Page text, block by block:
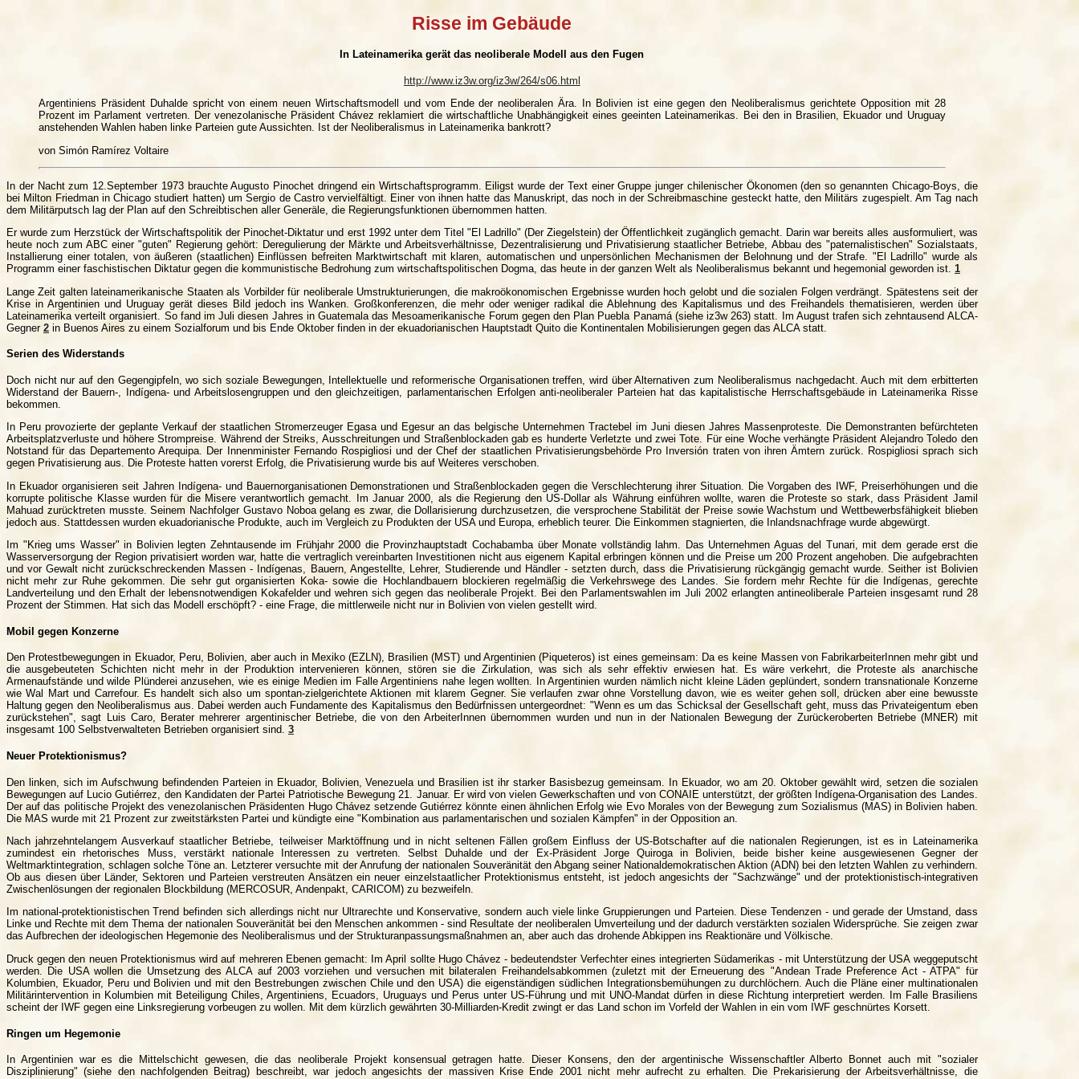
Risse im Gebäude
In Lateinamerika gerät das neoliberale Modell aus den Fugen
http://www.iz3w.org/iz3w/264/s06.html
Argentiniens Präsident Duhalde spricht von einem neuen Wirtschaftsmodell und vom Ende der neoliberalen Ära. In Bolivien ist eine gegen den Neoliberalismus gerichtete Opposition mit 28
Prozent im Parlament vertreten. Der venezolanische Präsident Chávez reklamiert die wirtschaftliche Unabhängigkeit eines geeinten Lateinamerikas. Bei den in Brasilien, Ekuador und Uruguay
anstehenden Wahlen haben linke Parteien gute Aussichten. Ist der Neoliberalismus in Lateinamerika bankrott?
von Simón Ramírez Voltaire
In der Nacht zum 12.September 1973 brauchte Augusto Pinochet dringend ein Wirtschaftsprogramm. Eiligst wurde der Text einer Gruppe junger chilenischer Ökonomen (den so genannten Chicago-Boys, die
bei Milton Friedman in Chicago studiert hatten) um Sergio de Castro vervielfältigt. Einer von ihnen hatte das Manuskript, das noch in der Schreibmaschine gesteckt hatte, den Militärs zugespielt. Am Tag nach
dem Militärputsch lag der Plan auf den Schreibtischen aller Generäle, die Regierungsfunktionen übernommen hatten.
Er wurde zum Herzstück der Wirtschaftspolitik der Pinochet-Diktatur und erst 1992 unter dem Titel "El Ladrillo" (Der Ziegelstein) der Öffentlichkeit zugänglich gemacht. Darin war bereits alles ausformuliert, was
heute noch zum ABC einer "guten" Regierung gehört: Deregulierung der Märkte und Arbeitsverhältnisse, Dezentralisierung und Privatisierung staatlicher Betriebe, Abbau des "paternalistischen" Sozialstaats,
Installierung einer totalen, von äußeren (staatlichen) Einflüssen befreiten Marktwirtschaft mit klaren, automatischen und unpersönlichen Mechanismen der Belohnung und der Strafe. "El Ladrillo" wurde als
Programm einer faschistischen Diktatur gegen die kommunistische Bedrohung zum wirtschaftspolitischen Dogma, das heute in der ganzen Welt als Neoliberalismus bekannt und hegemonial geworden ist. 1
Lange Zeit galten lateinamerikanische Staaten als Vorbilder für neoliberale Umstrukturierungen, die makroökonomischen Ergebnisse wurden hoch gelobt und die sozialen Folgen verdrängt. Spätestens seit der
Krise in Argentinien und Uruguay gerät dieses Bild jedoch ins Wanken. Großkonferenzen, die mehr oder weniger radikal die Ablehnung des Kapitalismus und des Freihandels thematisieren, werden über
Lateinamerika verteilt organisiert. So fand im Juli diesen Jahres in Guatemala das Mesoamerikanische Forum gegen den Plan Puebla Panamá (siehe iz3w 263) statt. Im August trafen sich zehntausend ALCA-
Gegner 2 in Buenos Aires zu einem Sozialforum und bis Ende Oktober finden in der ekuadorianischen Hauptstadt Quito die Kontinentalen Mobilisierungen gegen das ALCA statt.
Serien des Widerstands
Doch nicht nur auf den Gegengipfeln, wo sich soziale Bewegungen, Intellektuelle und reformerische Organisationen treffen, wird über Alternativen zum Neoliberalismus nachgedacht. Auch mit dem erbitterten
Widerstand der Bauern-, Indígena- und Arbeitslosengruppen und den gleichzeitigen, parlamentarischen Erfolgen anti-neoliberaler Parteien hat das kapitalistische Herrschaftsgebäude in Lateinamerika Risse
bekommen.
In Peru provozierte der geplante Verkauf der staatlichen Stromerzeuger Egasa und Egesur an das belgische Unternehmen Tractebel im Juni diesen Jahres Massenproteste. Die Demonstranten befürchteten
Arbeitsplatzverluste und höhere Strompreise. Während der Streiks, Ausschreitungen und Straßenblockaden gab es hunderte Verletzte und zwei Tote. Für eine Woche verhängte Präsident Alejandro Toledo den
Notstand für das Departemento Arequipa. Der Innenminister Fernando Rospigliosi und der Chef der staatlichen Privatisierungsbehörde Pro Inversión traten von ihren Ämtern zurück. Rospigliosi sprach sich
gegen Privatisierung aus. Die Proteste hatten vorerst Erfolg, die Privatisierung wurde bis auf Weiteres verschoben.
In Ekuador organisieren seit Jahren Indígena- und Bauernorganisationen Demonstrationen und Straßenblockaden gegen die Verschlechterung ihrer Situation. Die Vorgaben des IWF, Preiserhöhungen und die
korrupte politische Klasse wurden für die Misere verantwortlich gemacht. Im Januar 2000, als die Regierung den US-Dollar als Währung einführen wollte, waren die Proteste so stark, dass Präsident Jamil
Mahuad zurücktreten musste. Seinem Nachfolger Gustavo Noboa gelang es zwar, die Dollarisierung durchzusetzen, die versprochene Stabilität der Preise sowie Wachstum und Wettbewerbsfähigkeit blieben
jedoch aus. Stattdessen wurden ekuadorianische Produkte, auch im Vergleich zu Produkten der USA und Europa, erheblich teurer. Die Einkommen stagnierten, die Inlandsnachfrage wurde abgewürgt.
Im "Krieg ums Wasser" in Bolivien legten Zehntausende im Frühjahr 2000 die Provinzhauptstadt Cochabamba über Monate vollständig lahm. Das Unternehmen Aguas del Tunari, mit dem gerade erst die
Wasserversorgung der Region privatisiert worden war, hatte die vertraglich vereinbarten Investitionen nicht aus eigenem Kapital erbringen können und die Preise um 200 Prozent angehoben. Die aufgebrachten
und vor Gewalt nicht zurückschreckenden Massen - Indígenas, Bauern, Angestellte, Lehrer, Studierende und Händler - setzten durch, dass die Privatisierung rückgängig gemacht wurde. Seither ist Bolivien
nicht mehr zur Ruhe gekommen. Die sehr gut organisierten Koka- sowie die Hochlandbauern blockieren regelmäßig die Verkehrswege des Landes. Sie fordern mehr Rechte für die Indígenas, gerechte
Landverteilung und den Erhalt der lebensnotwendigen Kokafelder und wehren sich gegen das neoliberale Projekt. Bei den Parlamentswahlen im Juli 2002 erlangten antineoliberale Parteien insgesamt rund 28
Prozent der Stimmen. Hat sich das Modell erschöpft? - eine Frage, die mittlerweile nicht nur in Bolivien von vielen gestellt wird.
Mobil gegen Konzerne
Den Protestbewegungen in Ekuador, Peru, Bolivien, aber auch in Mexiko (EZLN), Brasilien (MST) und Argentinien (Piqueteros) ist eines gemeinsam: Da es keine Massen von FabrikarbeiterInnen mehr gibt und
die ausgebeuteten Schichten nicht mehr in der Produktion intervenieren können, stören sie die Zirkulation, was sich als sehr effektiv erwiesen hat. Es wäre verkehrt, die Proteste als anarchische
Armenaufstände und wilde Plünderei anzusehen, wie es einige Medien im Falle Argentiniens nahe legen wollten. In Argentinien wurden nämlich nicht kleine Läden geplündert, sondern transnationale Konzerne
wie Wal Mart und Carrefour. Es handelt sich also um spontan-zielgerichtete Aktionen mit klarem Gegner. Sie verlaufen zwar ohne Vorstellung davon, wie es weiter gehen soll, drücken aber eine bewusste
Haltung gegen den Neoliberalismus aus. Dabei werden auch Fundamente des Kapitalismus den Bedürfnissen untergeordnet: "Wenn es um das Schicksal der Gesellschaft geht, muss das Privateigentum eben
zurückstehen", sagt Luis Caro, Berater mehrerer argentinischer Betriebe, die von den ArbeiterInnen übernommen wurden und nun in der Nationalen Bewegung der Zurückeroberten Betriebe (MNER) mit
insgesamt 100 Selbstverwalteten Betrieben organisiert sind. 3
Neuer Protektionismus?
Den linken, sich im Aufschwung befindenden Parteien in Ekuador, Bolivien, Venezuela und Brasilien ist ihr starker Basisbezug gemeinsam. In Ekuador, wo am 20. Oktober gewählt wird, setzen die sozialen
Bewegungen auf Lucio Gutiérrez, den Kandidaten der Partei Patriotische Bewegung 21. Januar. Er wird von vielen Gewerkschaften und von CONAIE unterstützt, der größten Indígena-Organisation des Landes.
Der auf das politische Projekt des venezolanischen Präsidenten Hugo Chávez setzende Gutiérrez könnte einen ähnlichen Erfolg wie Evo Morales von der Bewegung zum Sozialismus (MAS) in Bolivien haben.
Die MAS wurde mit 21 Prozent zur zweitstärksten Partei und kündigte eine "Kombination aus parlamentarischen und sozialen Kämpfen" in der Opposition an.
Nach jahrzehntelangem Ausverkauf staatlicher Betriebe, teilweiser Marktöffnung und in nicht seltenen Fällen großem Einfluss der US-Botschafter auf die nationalen Regierungen, ist es in Lateinamerika
zumindest ein rhetorisches Muss, verstärkt nationale Interessen zu vertreten. Selbst Duhalde und der Ex-Präsident Jorge Quiroga in Bolivien, beide bisher keine ausgewiesenen Gegner der
Weltmarktintegration, schlagen solche Töne an. Letzterer versuchte mit der Anrufung der nationalen Souveränität den Abgang seiner Nationaldemokratischen Aktion (ADN) bei den letzten Wahlen zu verhindern.
Ob aus diesen über Länder, Sektoren und Parteien verstreuten Ansätzen ein neuer einzelstaatlicher Protektionismus entsteht, ist jedoch angesichts der "Sachzwänge" und der protektionistisch-integrativen
Zwischenlösungen der regionalen Blockbildung (MERCOSUR, Andenpakt, CARICOM) zu bezweifeln.
Im national-protektionistischen Trend befinden sich allerdings nicht nur Ultrarechte und Konservative, sondern auch viele linke Gruppierungen und Parteien. Diese Tendenzen - und gerade der Umstand, dass
Linke und Rechte mit dem Thema der nationalen Souveränität bei den Menschen ankommen - sind Resultate der neoliberalen Umverteilung und der dadurch verstärkten sozialen Widersprüche. Sie zeigen zwar
das Aufbrechen der ideologischen Hegemonie des Neoliberalismus und der Strukturanpassungsmaßnahmen an, aber auch das drohende Abkippen ins Reaktionäre und Völkische.
Druck gegen den neuen Protektionismus wird auf mehreren Ebenen gemacht: Im April sollte Hugo Chávez - bedeutendster Verfechter eines integrierten Südamerikas - mit Unterstützung der USA weggeputscht
werden. Die USA wollen die Umsetzung des ALCA auf 2003 vorziehen und versuchen mit bilateralen Freihandelsabkommen (zuletzt mit der Erneuerung des "Andean Trade Preference Act - ATPA" für
Kolumbien, Ekuador, Peru und Bolivien und mit den Bestrebungen zwischen Chile und den USA) die eigenständigen südlichen Integrationsbemühungen zu durchlöchern. Auch die Pläne einer multinationalen
Militärintervention in Kolumbien mit Beteiligung Chiles, Argentiniens, Ecuadors, Uruguays und Perus unter US-Führung und mit UNO-Mandat dürfen in diese Richtung interpretiert werden. Im Falle Brasiliens
scheint der IWF gegen eine Linksregierung vorbeugen zu wollen. Mit dem kürzlich gewährten 30-Milliarden-Kredit zwingt er das Land schon im Vorfeld der Wahlen in ein vom IWF geschnürtes Korsett.
Ringen um Hegemonie
In Argentinien war es die Mittelschicht gewesen, die das neoliberale Projekt konsensual getragen hatte. Dieser Konsens, den der argentinische Wissenschaftler Alberto Bonnet auch mit "sozialer
Disziplinierung" (siehe den nachfolgenden Beitrag) beschreibt, war jedoch angesichts der massiven Krise Ende 2001 nicht mehr aufrecht zu erhalten. Die Prekarisierung der Arbeitsverhältnisse, die